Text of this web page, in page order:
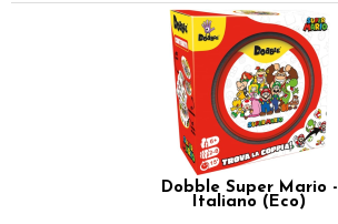
Dobble Super Mario -
Italiano (Eco)